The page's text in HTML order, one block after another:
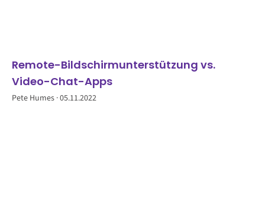
Remote-Bildschirmunterstützung vs.
Video-Chat-Apps
Pete Humes 05.11.2022